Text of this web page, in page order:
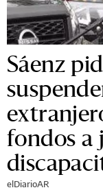
Sáenz
fondos a
elDiarioAR